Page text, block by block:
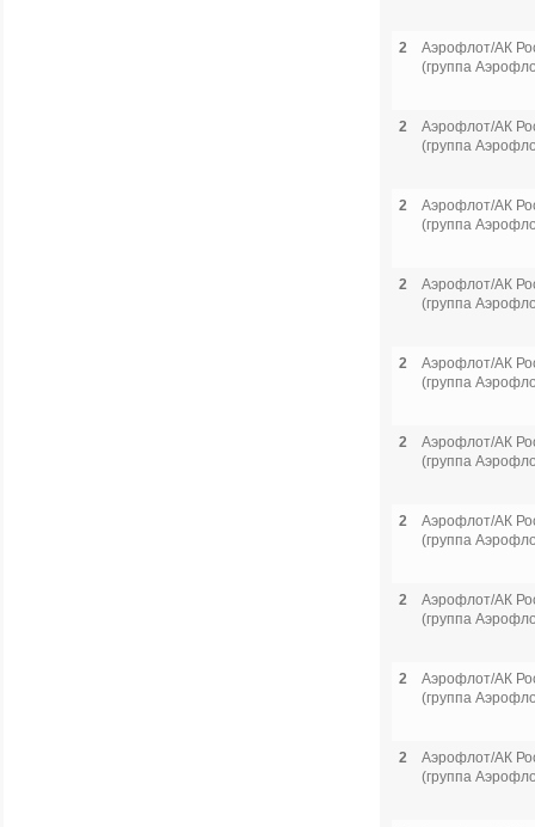
2
Аэрофлот/АК
(группа
2
Аэрофлот/АК
(группа
2
Аэрофлот/АК
(группа
2
Аэрофлот/АК
(группа
2
Аэрофлот/АК
(группа
2
Аэрофлот/АК
(группа
2
Аэрофлот/АК
(группа
2
Аэрофлот/АК
(группа
2
Аэрофлот/АК
(группа
2
Аэрофлот/АК
(группа